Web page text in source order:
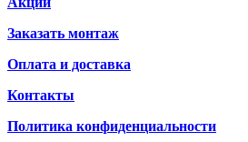
Заказать монтаж
Оплата и доставка
Контакты
Политика конфиденциальности